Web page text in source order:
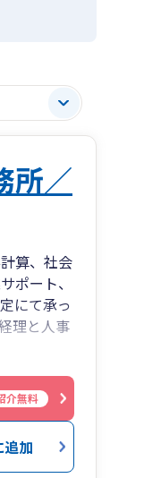
所／
算、社会
ポート、
にて承っ
理と人事
おりま
り沿いの
をお待
介無料
加